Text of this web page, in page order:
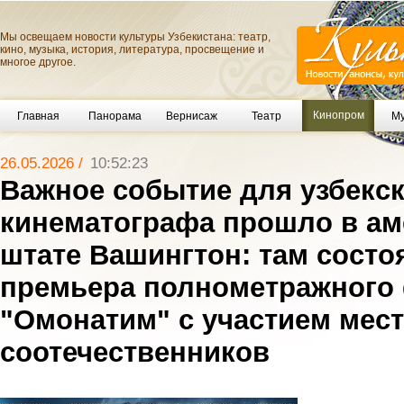
Мы освещаем новости культуры Узбекистана: театр,
кино, музыка, история, литература, просвещение и
многое другое.
Главная Панорама Вернисаж Театр Кинопром
26.05.2026 / 10:52:23
Важное событие для
кинематографа прошло в
штате Вашингтон: там
премьера
"Омонатим" с участием
соотечественников